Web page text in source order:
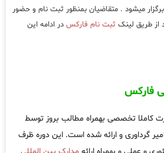
میشود . متقاضیان بمنظور ثبت نام و حضور
از طریق لینک ثبت نام فارکس در ادامه این
فارکس
کاملا تخصصی بهمراه مطالب بروز توسط
گرداوری و ارائه شده است. این دوره ظرف